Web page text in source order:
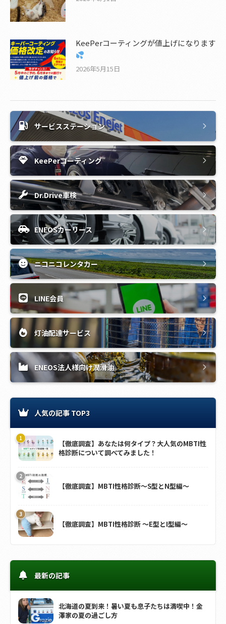
KeePerコーティングが値上げになります
2026年5月15日
サービスステーション
KeePerコーティング
Dr.Drive車検
ENEOSカーリース
ニコニコレンタカー
LINE会員
灯油配達サービス
ENEOS法人様向け潤滑油
人気の記事 TOP3
【徹底調査】あなたは何タイプ？大人気のMBTI性
格診断について調べてみました！
【徹底調査】MBTI性格診断～S型とN型編～
【徹底調査】MBTI性格診断 ～E型とI型編～
最新の記事
北海道の夏到来！暑い夏も息子たちは満喫中！金
澤家の夏の過ごし方